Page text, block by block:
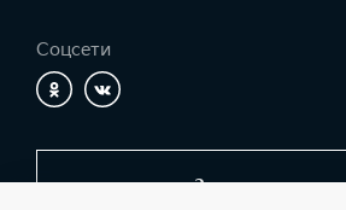
Соцсети
Заказать звонок